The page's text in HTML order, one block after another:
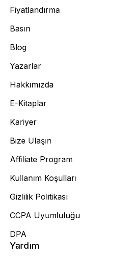
Fiyatlandırma
Basın
Blog
Yazarlar
Hakkımızda
E-Kitaplar
Kariyer
Bize Ulaşın
Affiliate Program
Kullanım Koşulları
Gizlilik Politikası
CCPA Uyumluluğu
DPA
Yardım